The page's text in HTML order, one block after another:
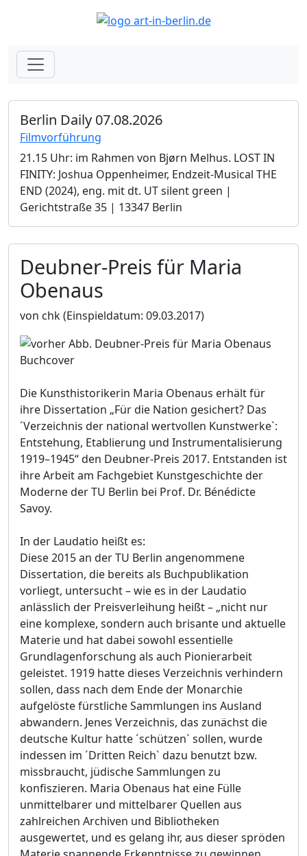
Berlin Daily 07.08.2026
Filmvorführung
21.15 Uhr: im Rahmen von Bjørn Melhus. LOST IN
FINITY: Joshua Oppenheimer, Endzeit-Musical THE
END (2024), eng. mit dt. UT silent green |
Gerichtstraße 35 | 13347 Berlin
Deubner-Preis für Maria
Obenaus
von chk(Einspieldatum: 09.03.2017)
Buchcover
Die Kunsthistorikerin Maria Obenaus erhält für
ihre Dissertation „Für die Nation gesichert? Das
´Verzeichnis der national wertvollen Kunstwerke`:
Entstehung, Etablierung und Instrumentalisierung
1919–1945“ den Deubner-Preis 2017. Entstanden ist
ihre Arbeit am Fachgebiet Kunstgeschichte der
Moderne der TU Berlin bei Prof. Dr. Bénédicte
Savoy.
In der Laudatio heißt es:
Diese 2015 an der TU Berlin angenommene
Dissertation, die bereits als Buchpublikation
vorliegt, untersucht – wie es in der Laudatio
anlässlich der Preisverleihung heißt – „nicht nur
eine komplexe, sondern auch brisante und aktuelle
Materie und hat dabei sowohl essentielle
Grundlagenforschung als auch Pionierarbeit
geleistet. 1919 hatte dieses Verzeichnis verhindern
sollen, dass nach dem Ende der Monarchie
aufgelöste fürstliche Sammlungen ins Ausland
abwandern. Jenes Verzeichnis, das zunächst die
deutsche Kultur hatte ´schützen` sollen, wurde
indessen im ´Dritten Reich` dazu benutzt bzw.
missbraucht, jüdische Sammlungen zu
konfiszieren. Maria Obenaus hat eine Fülle
unmittelbarer und mittelbarer Quellen aus
zahlreichen Archiven und Bibliotheken
ausgewertet, und es gelang ihr, aus dieser spröden